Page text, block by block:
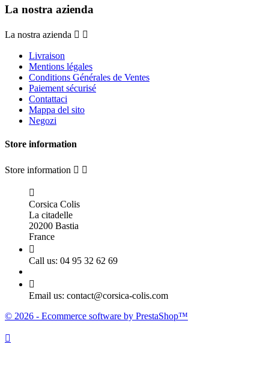
La nostra azienda
La nostra azienda  
Livraison
Mentions légales
Conditions Générales de Ventes
Paiement sécurisé
Contattaci
Mappa del sito
Negozi
Store information
Store information  

Corsica Colis
La citadelle
20200 Bastia
France

Call us: 04 95 32 62 69

Email us: contact@corsica-colis.com
© 2026 - Ecommerce software by PrestaShop™
